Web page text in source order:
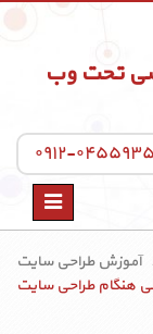
تحت وب
۰۹۱۲-۰۴۵۵۹۳۵
Toggle
آموزش طراحی سایت
هنگام طراحی سایت